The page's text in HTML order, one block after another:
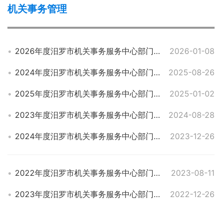
机关事务管理
2026年度汨罗市机关事务服务中心部门预算公开 2026-01-08
2024年度汨罗市机关事务服务中心部门决算 2025-08-26
2025年度汨罗市机关事务服务中心部门预算 2025-01-02
2023年度汨罗市机关事务服务中心部门决算 2024-08-28
2024年度汨罗市机关事务服务中心部门预算 2023-12-26
2022年度汨罗市机关事务服务中心部门决算 2023-08-11
2023年度汨罗市机关事务服务中心部门预算 2022-12-26